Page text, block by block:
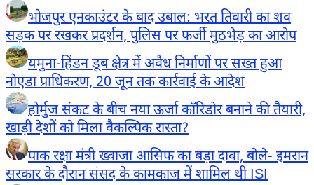
भोजपुर एनकाउंटर के बाद उबाल: भरत तिवारी का शव
सड़क पर रखकर प्रदर्शन, पुलिस पर फर्जी मुठभेड़ का आरोप
यमुना-हिंडन डूब क्षेत्र में अवैध निर्माणों पर सख्त हुआ
नोएडा प्राधिकरण, 20 जून तक कार्रवाई के आदेश
होर्मुज संकट के बीच नया ऊर्जा कॉरिडोर बनाने की तैयारी,
खाड़ी देशों को मिला वैकल्पिक रास्ता?
पाक रक्षा मंत्री ख्वाजा आसिफ का बड़ा दावा, बोले- इमरान
सरकार के दौरान संसद के कामकाज में शामिल थी ISI